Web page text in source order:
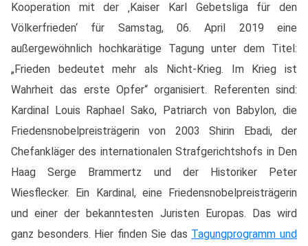
Kooperation mit der ‚Kaiser Karl Gebetsliga für den
Völkerfrieden‘ für Samstag, 06. April 2019 eine
außergewöhnlich hochkarätige Tagung unter dem Titel:
„Frieden bedeutet mehr als Nicht-Krieg. Im Krieg ist
Wahrheit das erste Opfer“ organisiert. Referenten sind:
Kardinal Louis Raphael Sako, Patriarch von Babylon, die
Friedensnobelpreisträgerin von 2003 Shirin Ebadi, der
Chefankläger des internationalen Strafgerichtshofs in Den
Haag Serge Brammertz und der Historiker Peter
Wiesflecker. Ein Kardinal, eine Friedensnobelpreisträgerin
und einer der bekanntesten Juristen Europas. Das wird
ganz besonders. Hier finden Sie das Tagungprogramm und